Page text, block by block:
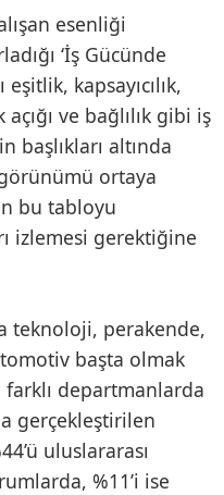
esenliği
‘İş Gücünde
kapsayıcılık,
ve bağlılık gibi iş
altında
ortaya
bu tabloyu
izlemesi gerektiğine
teknoloji, perakende,
başta olmak
farklı departmanlarda
gerçekleştirilen
uluslararası
%11’i ise